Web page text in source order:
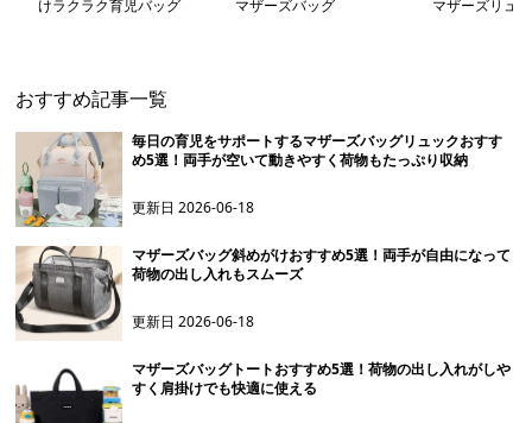
けラクラク育児バッグ マザーズバッグ マザーズリュ
おすすめ記事一覧
毎日の育児をサポートするマザーズバッグリュックおすす
め5選！両手が空いて動きやすく荷物もたっぷり収納
更新日2026-06-18
マザーズバッグ斜めがけおすすめ5選！両手が自由になって
荷物の出し入れもスムーズ
更新日2026-06-18
マザーズバッグトートおすすめ5選！荷物の出し入れがしや
すく肩掛けでも快適に使える